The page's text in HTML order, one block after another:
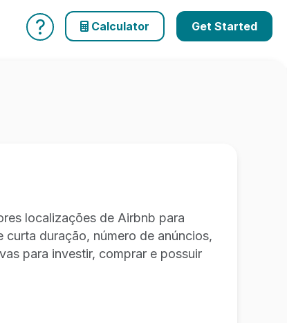
? Calculator Get Started
localizações de Airbnb para
duração, número de anúncios,
para investir, comprar e possuir